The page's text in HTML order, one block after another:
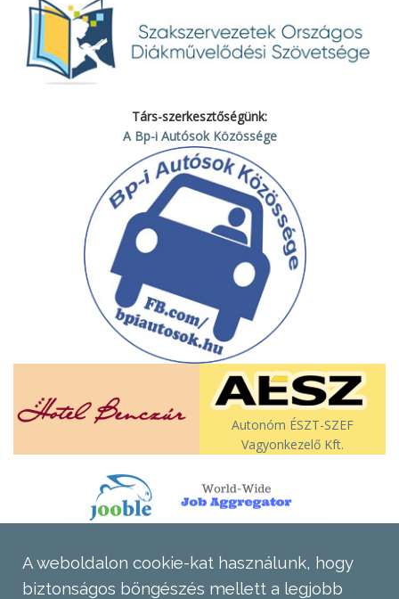
Társ-szerkesztőségünk:
A Bp-i Autósok Közössége
Autonóm ÉSZT-SZEF
Vagyonkezelő Kft.
A weboldalon cookie-kat használunk, hogy
biztonságos böngészés mellett a legjobb